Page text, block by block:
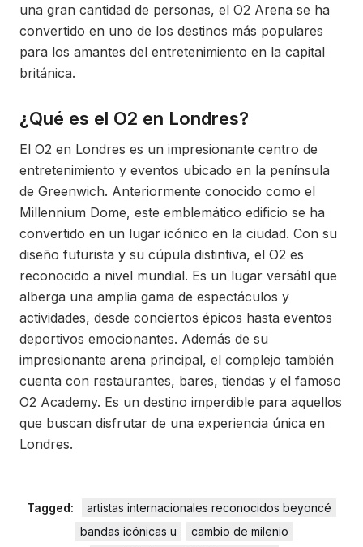
una gran cantidad de personas, el O2 Arena se ha
convertido en uno de los destinos más populares
para los amantes del entretenimiento en la capital
británica.
¿Qué es el O2 en Londres?
El O2 en Londres es un impresionante centro de
entretenimiento y eventos ubicado en la península
de Greenwich. Anteriormente conocido como el
Millennium Dome, este emblemático edificio se ha
convertido en un lugar icónico en la ciudad. Con su
diseño futurista y su cúpula distintiva, el O2 es
reconocido a nivel mundial. Es un lugar versátil que
alberga una amplia gama de espectáculos y
actividades, desde conciertos épicos hasta eventos
deportivos emocionantes. Además de su
impresionante arena principal, el complejo también
cuenta con restaurantes, bares, tiendas y el famoso
O2 Academy. Es un destino imperdible para aquellos
que buscan disfrutar de una experiencia única en
Londres.
Tagged:
artistas internacionales reconocidos beyoncé
bandas icónicas u
cambio de milenio